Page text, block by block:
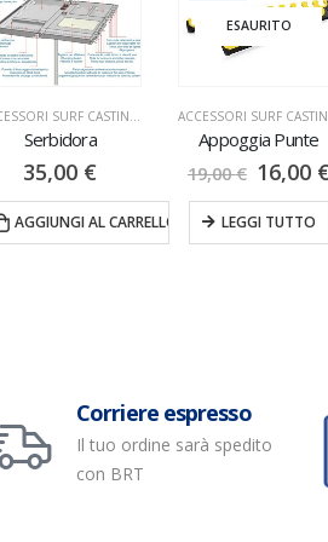
ACCESSORI SURF CASTING,SERBIDORA
Serbidora
35,00€
AGGIUNGI AL CARRELLO
ESAURITO
ACCESSORI SURF CASTING
Appoggia Punte
19,00€ 16,00€
LEGGI TUTTO
Corriere espresso
Il tuo ordine sarà spedito
con BRT